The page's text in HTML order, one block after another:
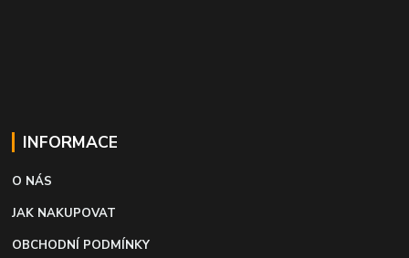
INFORMACE
O NÁS
JAK NAKUPOVAT
OBCHODNÍ PODMÍNKY